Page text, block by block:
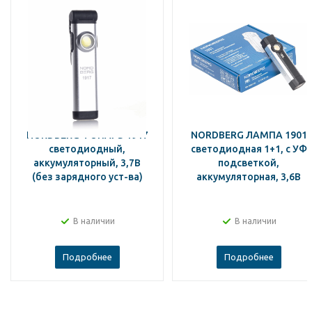
NORDBERG ФОНАРЬ 1917
светодиодный,
аккумуляторный, 3,7В
(без зарядного уст-ва)
В наличии
Подробнее
NORDBERG ЛАМПА 1901
светодиодная 1+1, с УФ
подсветкой,
аккумуляторная, 3,6В
В наличии
Подробнее